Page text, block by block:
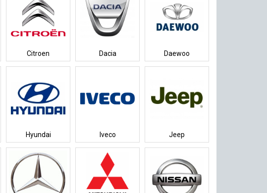
Citroen Dacia Daewoo
Hyundai Iveco Jeep